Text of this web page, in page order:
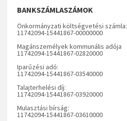
BANKSZÁMLASZÁMOK
Önkormányzati költségvetési számla:
11742094-15441867-00000000
Magánszemélyek kommunális adója
11742094-15441867-02820000
Iparűzési adó:
11742094-15441867-03540000
Talajterhelési díj:
11742094-15441867-03920000
Mulasztási bírság:
11742094-15441867-03610000